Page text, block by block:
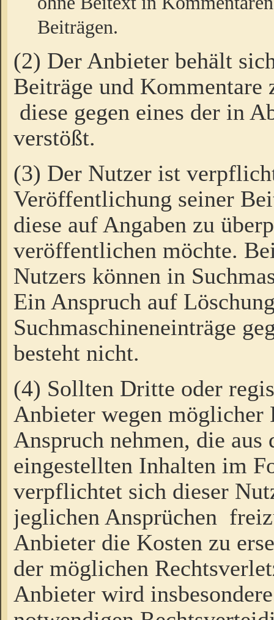
Beiträgen.
(2) Der Anbieter behält
Beiträge und Kommentare
diese gegen eines der in
verstößt.
(3) Der Nutzer ist
Veröffentlichung seiner
diese auf Angaben zu
veröffentlichen möchte.
Nutzers können in
Ein Anspruch auf
Suchmaschineneinträge
besteht nicht.
(4) Sollten Dritte oder
Anbieter wegen möglicher
Anspruch nehmen, die
eingestellten Inhalten im
verpflichtet sich dieser
jeglichen Ansprüchen
Anbieter die Kosten zu
der möglichen
Anbieter wird